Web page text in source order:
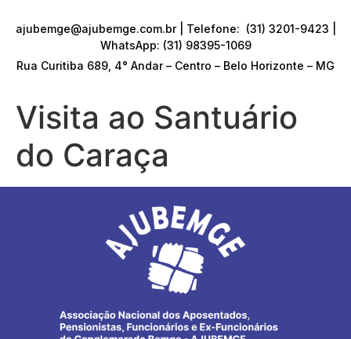
ajubemge@ajubemge.com.br | Telefone: (31) 3201-9423 |
WhatsApp: (31) 98395-1069
Rua Curitiba 689, 4° Andar – Centro – Belo Horizonte – MG
Visita ao Santuário
do Caraça